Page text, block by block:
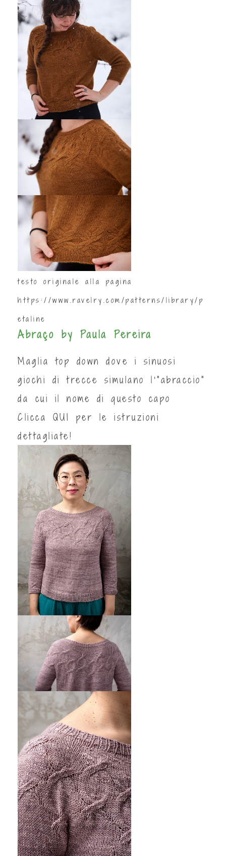
testo originale alla pagina
https://www.ravelry.com/patterns/library/p
etaline
Abraço by Paula Pereira
Maglia top down dove i sinuosi
giochi di trecce simulano l'"abraccio"
da cui il nome di questo capo
Clicca QUI
per le istruzioni
dettagliate!